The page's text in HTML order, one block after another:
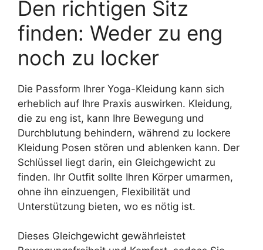
Den richtigen Sitz
finden: Weder zu eng
noch zu locker
Die Passform Ihrer Yoga-Kleidung kann sich
erheblich auf Ihre Praxis auswirken. Kleidung,
die zu eng ist, kann Ihre Bewegung und
Durchblutung behindern, während zu lockere
Kleidung Posen stören und ablenken kann. Der
Schlüssel liegt darin, ein Gleichgewicht zu
finden. Ihr Outfit sollte Ihren Körper umarmen,
ohne ihn einzuengen, Flexibilität und
Unterstützung bieten, wo es nötig ist.
Dieses Gleichgewicht gewährleistet